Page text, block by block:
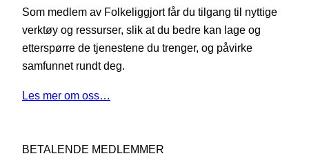
Som medlem av Folkeliggjort får du tilgang til nyttige
verktøy og ressurser, slik at du bedre kan lage og
etterspørre de tjenestene du trenger, og påvirke
samfunnet rundt deg.
Les mer om oss…
BETALENDE MEDLEMMER